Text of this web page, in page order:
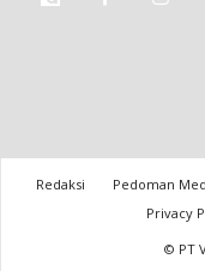
Redaksi Pedoman
Privacy
© PT